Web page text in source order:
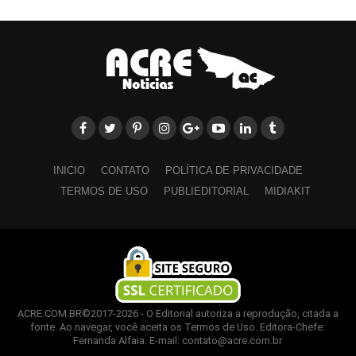
comprometer o meio ambiente e a saúde da população”
INICIO CONTATO
POLÍTICA DE PRIVACIDADE
TERMOS DE USO
PUBLIEDITORIAL MIDIAKIT
ACRE.COM.BR©2017-2026 - O Editorial autoriza a reprodução, citada a
fonte. Ao navegar, você aceita os Termos de Uso. Editora-Chefe:
Fernanda Alfaia. E-mail: contato@acre.com.br